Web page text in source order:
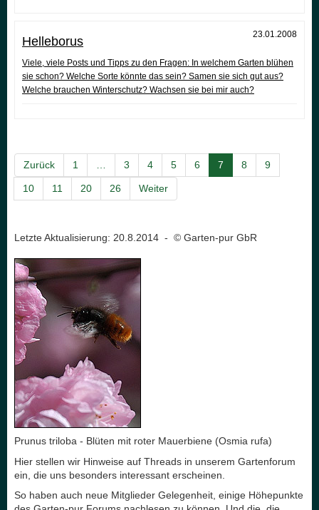
23.01.2008
Helleborus
Viele, viele Posts und Tipps zu den Fragen: In welchem Garten blühen
sie schon? Welche Sorte könnte das sein? Samen sie sich gut aus?
Welche brauchen Winterschutz? Wachsen sie bei mir auch?
Zurück 1 3 4 5 6 7 8 9
10 11 20 26 Weiter
Letzte Aktualisierung: 20.8.2014 - © Garten-pur GbR
Prunus triloba - Blüten mit roter Mauerbiene (Osmia rufa)
Hier stellen wir Hinweise auf Threads in unserem Gartenforum
ein, die uns besonders interessant erscheinen.
So haben auch neue Mitglieder Gelegenheit, einige Höhepunkte